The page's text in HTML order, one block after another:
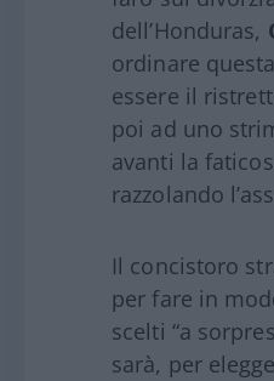
dell’Honduras,
ordinare
essere il
poi ad uno
avanti la
razzolando
Il concistoro
per fare in
scelti “a
sarà, per